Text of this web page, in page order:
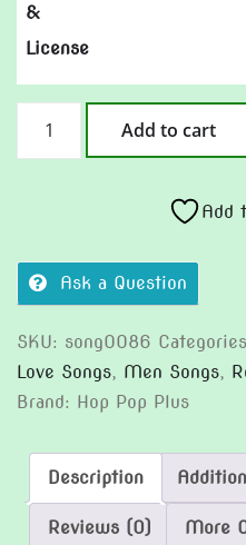
&
License
Add to cart
Add
Ask a Question
SKU: song0086
Love Songs, Men Songs,
Brand: Hop Pop Plus
Description
Reviews (0) More